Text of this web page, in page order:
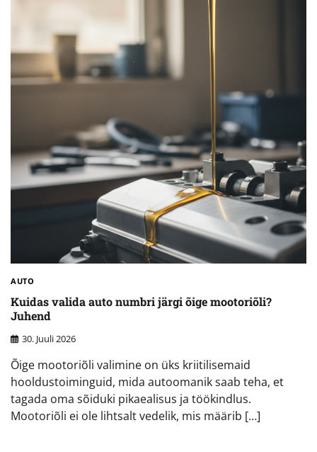
AUTO
Kuidas valida auto numbri järgi õige mootoriõli?
Juhend
30. Juuli 2026
Õige mootoriõli valimine on üks kriitilisemaid
hooldustoiminguid, mida autoomanik saab teha, et
tagada oma sõiduki pikaealisus ja töökindlus.
Mootoriõli ei ole lihtsalt vedelik, mis määrib […]